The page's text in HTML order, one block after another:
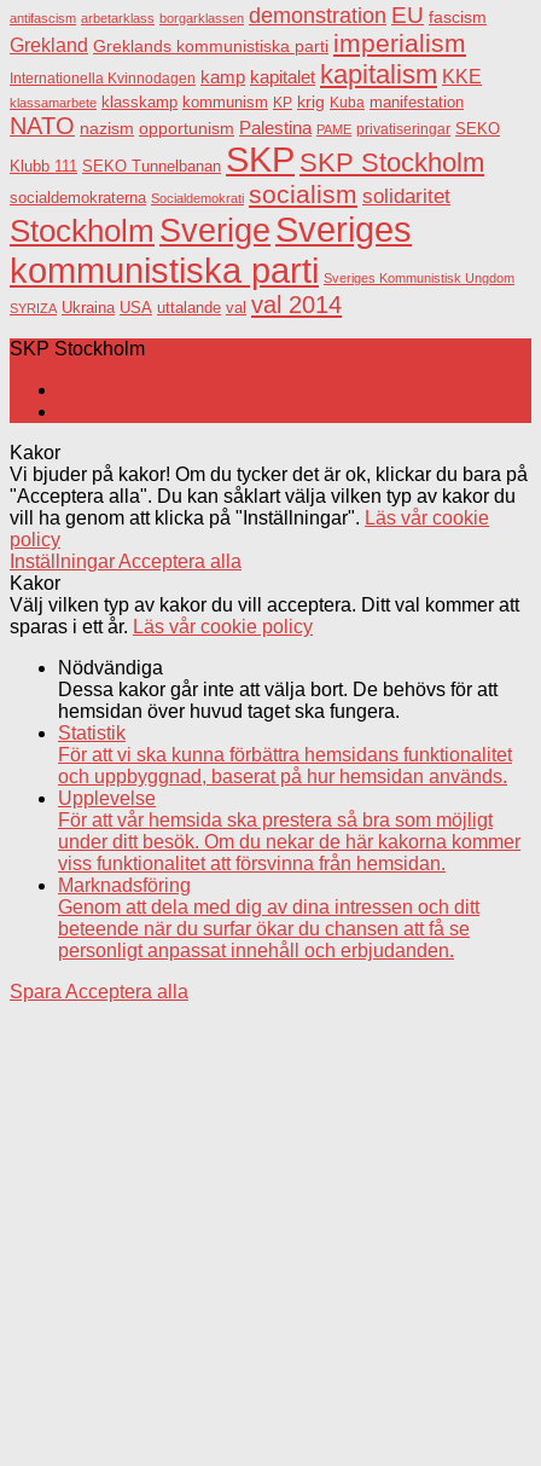
antifascism arbetarklass borgarklassen demonstration EU fascism
Grekland Greklands kommunistiska parti imperialism
Internationella Kvinnodagen kamp kapitalet kapitalism KKE
klassamarbete klasskamp kommunism KP krig Kuba manifestation
NATO nazism opportunism Palestina PAME privatiseringar SEKO
Klubb 111 SEKO Tunnelbanan SKP SKP Stockholm
socialdemokraterna Socialdemokrati socialism solidaritet
Stockholm SverigeSveriges
kommunistiska parti Sveriges Kommunistisk Ungdom
SYRIZA Ukraina USA uttalande val val 2014
SKP Stockholm
Kakor
Vi bjuder på kakor! Om du tycker det är ok, klickar du bara på
"Acceptera alla". Du kan såklart välja vilken typ av kakor du
vill ha genom att klicka på "Inställningar". Läs vår cookie
policy
InställningarAcceptera alla
Kakor
Välj vilken typ av kakor du vill acceptera. Ditt val kommer att
sparas i ett år. Läs vår cookie policy
Nödvändiga
Dessa kakor går inte att välja bort. De behövs för att
hemsidan över huvud taget ska fungera.
Statistik
För att vi ska kunna förbättra hemsidans funktionalitet
och uppbyggnad, baserat på hur hemsidan används.
Upplevelse
För att vår hemsida ska prestera så bra som möjligt
under ditt besök. Om du nekar de här kakorna kommer
viss funktionalitet att försvinna från hemsidan.
Marknadsföring
Genom att dela med dig av dina intressen och ditt
beteende när du surfar ökar du chansen att få se
personligt anpassat innehåll och erbjudanden.
Spara Acceptera alla